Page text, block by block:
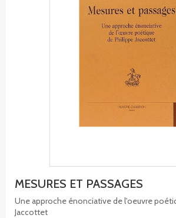
MESURES ET PASSAGES
Une approche énonciative de l'oeuvre
Jaccottet